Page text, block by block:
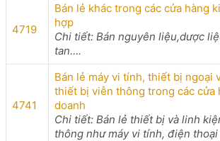
4719
Bán lẻ khác trong các cửa hàng
hợp
Chi tiết: Bán nguyên liệu,dược
tan….
4741
Bán lẻ máy vi tính, thiết bị ngoại
thiết bị viễn thông trong các cửa
doanh
Chi tiết: Bán lẻ thiết bị và linh
thông như máy vi tính, điện